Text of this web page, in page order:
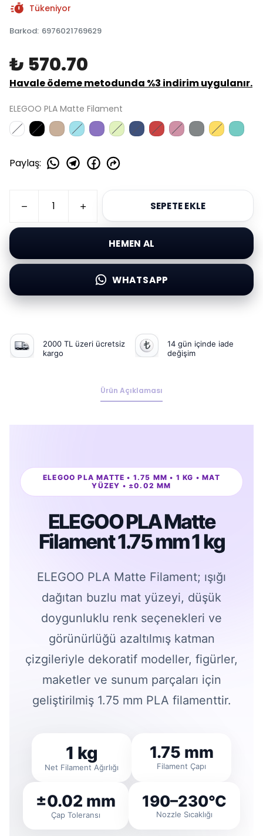
Tükeniyor
Barkod: 6976021769629
₺ 570.70
Havale ödeme metodunda %3 indirim uygulanır.
ELEGOO PLA Matte Filament
Paylaş:
SEPETE EKLE
HEMEN AL
WHATSAPP
2000 TL üzeri ücretsiz
kargo
14 gün içinde iade
değişim
Ürün Açıklaması
ELEGOO PLA MATTE • 1.75 MM • 1 KG • MAT
YÜZEY • ±0.02 MM
ELEGOO PLA Matte
Filament 1.75 mm 1 kg
ELEGOO PLA Matte Filament; ışığı
dağıtan buzlu mat yüzeyi, düşük
doygunluklu renk seçenekleri ve
görünürlüğü azaltılmış katman
çizgileriyle dekoratif modeller, figürler,
maketler ve sunum parçaları için
geliştirilmiş 1.75 mm PLA filamenttir.
1 kg
Net Filament Ağırlığı
1.75 mm
Filament Çapı
±0.02 mm
Çap Toleransı
190–230°C
Nozzle Sıcaklığı